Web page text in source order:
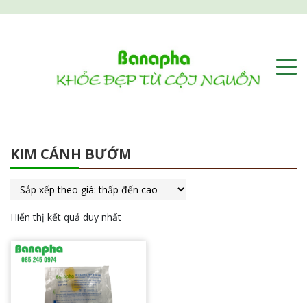
KIM CÁNH BƯỚM
Hiển thị kết quả duy nhất